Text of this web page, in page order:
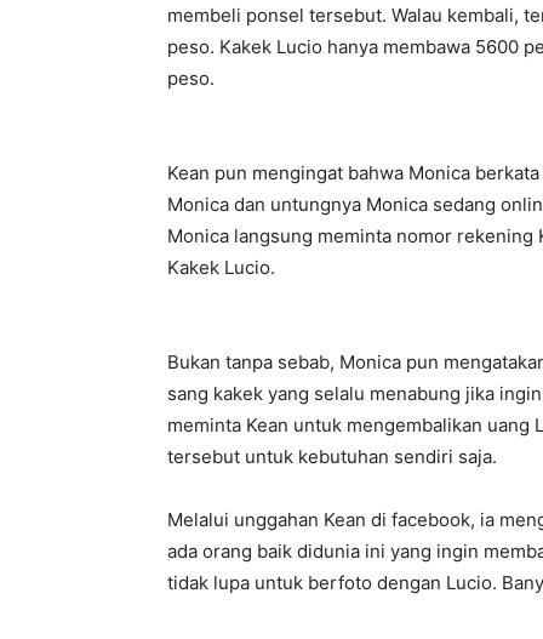
membeli ponsel tersebut. Walau kembali,
peso. Kakek Lucio hanya membawa 5600
peso.
Kean pun mengingat bahwa Monica
Monica dan untungnya Monica sedang
Monica langsung meminta nomor
Kakek Lucio.
Bukan tanpa sebab, Monica pun
sang kakek yang selalu menabung jika
meminta Kean untuk mengembalikan
tersebut untuk kebutuhan sendiri saja.
Melalui unggahan Kean di facebook, ia
ada orang baik didunia ini yang ingin
tidak lupa untuk berfoto dengan Lucio.